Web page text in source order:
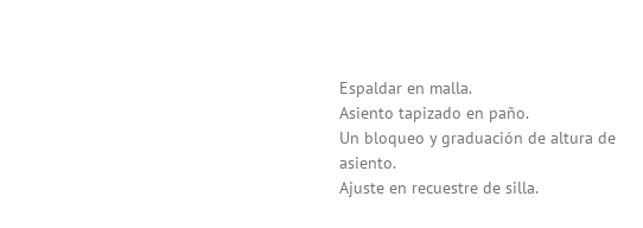
Espaldar en malla.
Asiento tapizado en paño.
Un bloqueo y graduación de altura de
asiento.
Ajuste en recuestre de silla.